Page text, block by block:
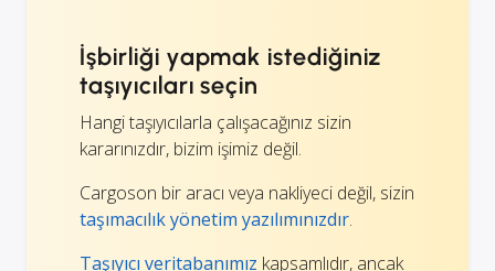
İşbirliği yapmak istediğiniz
taşıyıcıları seçin
Hangi taşıyıcılarla çalışacağınız sizin
kararınızdır, bizim işimiz değil.
Cargoson bir aracı veya nakliyeci değil, sizin
taşımacılık yönetim yazılımınızdır.
Taşıyıcı veritabanımız kapsamlıdır, ancak